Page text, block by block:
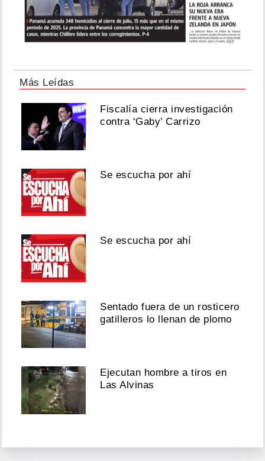
Más Leídas
Fiscalía cierra investigación
contra ‘Gaby’ Carrizo
Se escucha por ahí
Se escucha por ahí
Sentado fuera de un rosticero
gatilleros lo llenan de plomo
Ejecutan hombre a tiros en
Las Alvinas